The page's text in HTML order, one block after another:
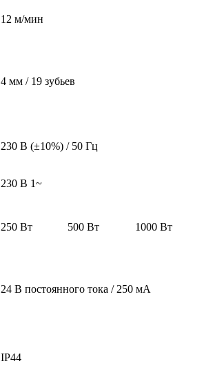
12 м/мин
4 мм / 19 зубьев
230 В (±10%) / 50 Гц
230 В 1~
250 Вт 500 Вт 1000 Вт
24 В постоянного тока / 250 мА
IP44